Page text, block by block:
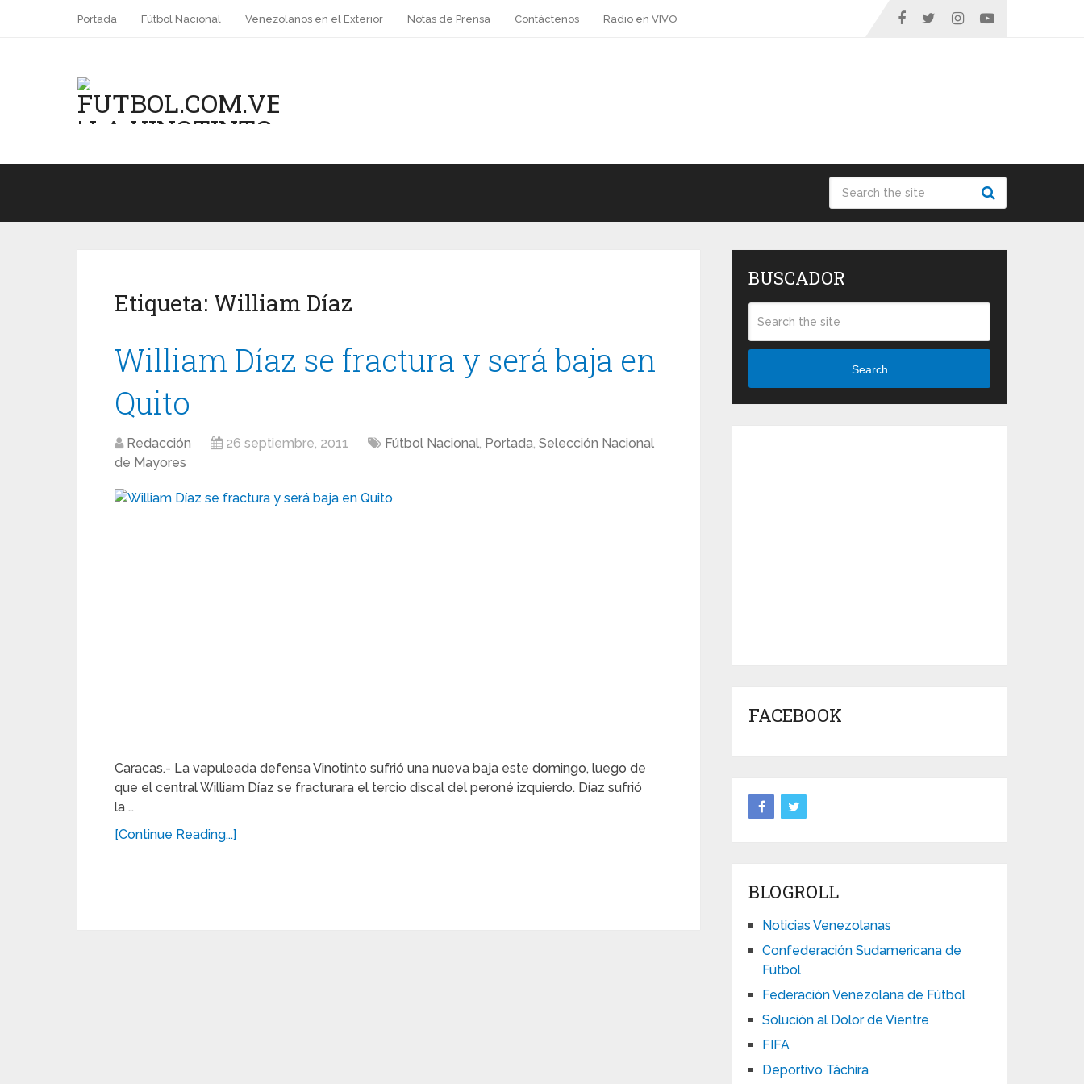
Portada Fútbol Nacional Venezolanos en el Exterior Notas de Prensa Contáctenos Radio en VIVO
Etiqueta: William Díaz
William Díaz se fractura y será baja en
Quito
Redacción 26 septiembre, 2011 Fútbol Nacional, Portada, Selección Nacional
de Mayores
Caracas.- La vapuleada defensa Vinotinto sufrió una nueva baja este domingo, luego de
que el central William Díaz se fracturara el tercio discal del peroné izquierdo. Díaz sufrió
la …
[Continue Reading...]
BUSCADOR
Search
FACEBOOK
BLOGROLL
Noticias Venezolanas
Confederación Sudamericana de
Fútbol
Federación Venezolana de Fútbol
Solución al Dolor de Vientre
FIFA
Deportivo Táchira